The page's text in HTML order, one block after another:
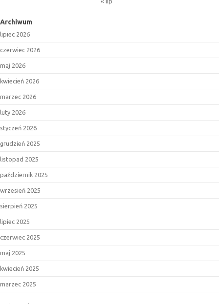
Archiwum
lipiec 2026
czerwiec 2026
maj 2026
kwiecień 2026
marzec 2026
luty 2026
styczeń 2026
grudzień 2025
listopad 2025
październik 2025
wrzesień 2025
sierpień 2025
lipiec 2025
czerwiec 2025
maj 2025
kwiecień 2025
marzec 2025